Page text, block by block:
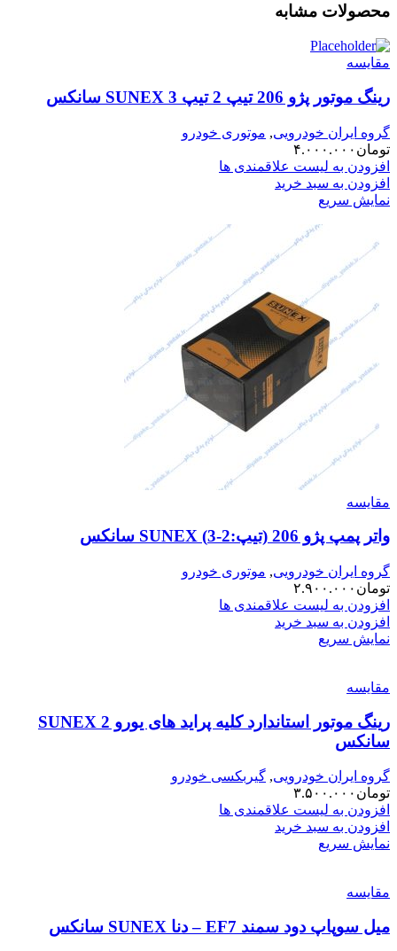
محصولات مشابه
مقایسه
رینگ موتور پژو 206 تیپ 2 تیپ 3 SUNEX سانکس
گروه ایران خودرویی, موتوری خودرو
تومان ۴.۰۰۰.۰۰۰
افزودن به لیست علاقمندی ها
افزودن به سبد خرید
نمایش سریع
مقایسه
واتر پمپ پژو 206 (تیپ:2-3) SUNEX سانکس
گروه ایران خودرویی, موتوری خودرو
تومان ۲.۹۰۰.۰۰۰
افزودن به لیست علاقمندی ها
افزودن به سبد خرید
نمایش سریع
مقایسه
رینگ موتور استاندارد کلیه پراید های یورو 2 SUNEX
سانکس
گروه ایران خودرویی, گیربکسی خودرو
تومان ۳.۵۰۰.۰۰۰
افزودن به لیست علاقمندی ها
افزودن به سبد خرید
نمایش سریع
مقایسه
میل سوپاپ دود سمند EF7 – دنا SUNEX سانکس